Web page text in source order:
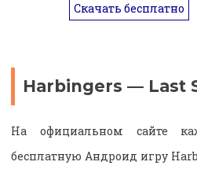
Скачать бесплатно
Harbingers — Last
На официальном сайте
бесплатную Андроид игру